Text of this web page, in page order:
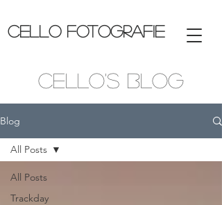
CELLO FOTOGRAFIE
Cello's Blog
Blog
All Posts
Trackday
All Posts